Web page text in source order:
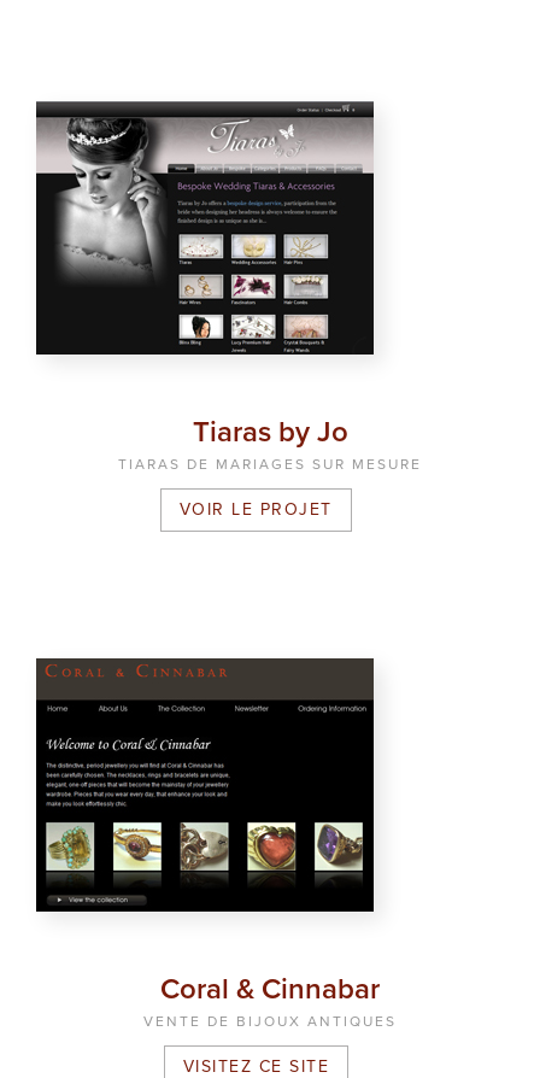
Tiaras by Jo
TIARAS DE MARIAGES SUR MESURE
VOIR LE PROJET
Coral & Cinnabar
VENTE DE BIJOUX ANTIQUES
VISITEZ CE SITE